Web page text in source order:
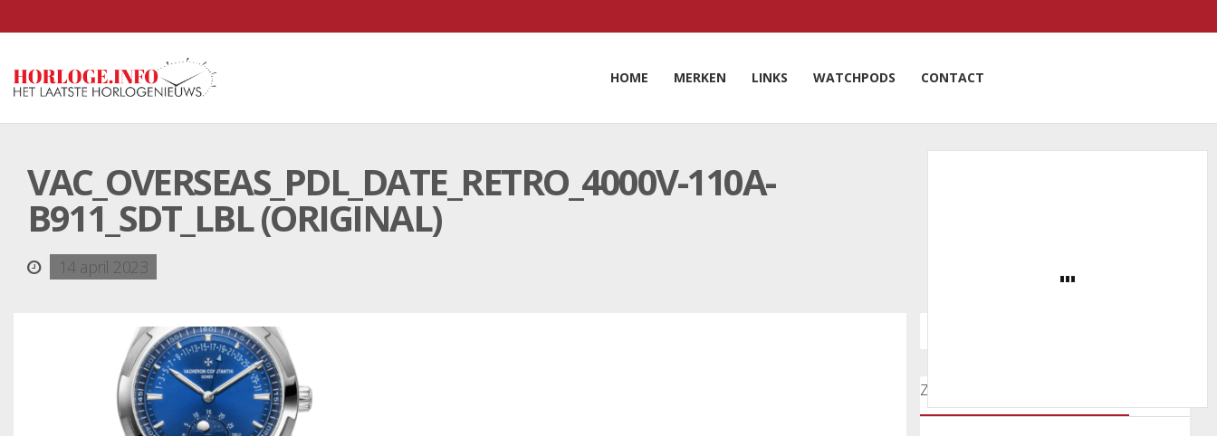
HOME MERKEN LINKS WATCHPODS CONTACT
VAC_OVERSEAS_PDL_DATE_RETRO_4000V-110A-
B911_SDT_LBL (ORIGINAL)
14 april 2023
Zoeken door onze nieuwsartikelen